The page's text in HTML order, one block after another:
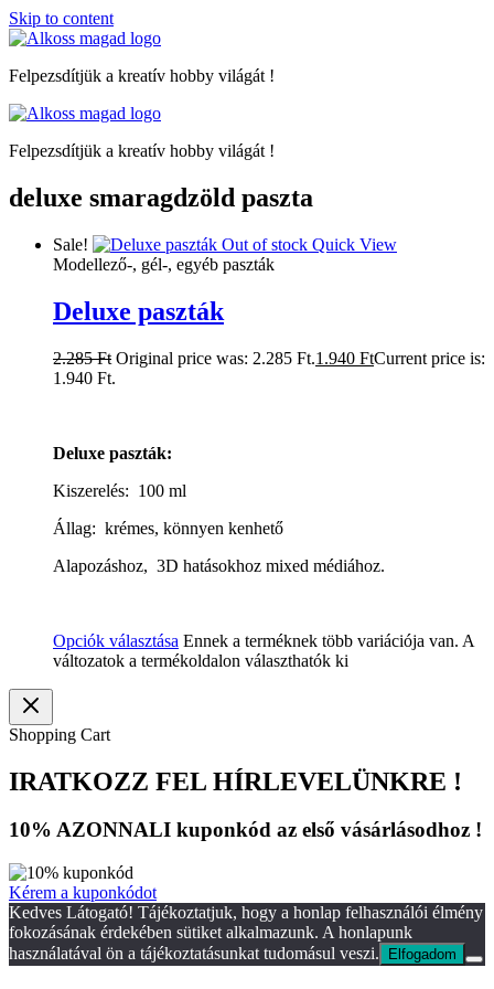
Skip to content
Felpezsdítjük a kreatív hobby világát !
Felpezsdítjük a kreatív hobby világát !
deluxe smaragdzöld paszta
Sale! Out of stock Quick View
Modellező-, gél-, egyéb paszták
Deluxe paszták
2.285Ft Original price was: 2.285 Ft.1.940 FtCurrent price is:
1.940 Ft.
Deluxe paszták:
Kiszerelés: 100 ml
Állag: krémes, könnyen kenhető
Alapozáshoz, 3D hatásokhoz mixed médiához.
Opciók választása Ennek a terméknek több variációja van. A
változatok a termékoldalon választhatók ki
Shopping Cart
IRATKOZZ FEL HÍRLEVELÜNKRE !
10% AZONNALI kuponkód az első vásárlásodhoz !
Kérem a kuponkódot
Kedves Látogató! Tájékoztatjuk, hogy a honlap felhasználói élmény
fokozásának érdekében sütiket alkalmazunk. A honlapunk
használatával ön a tájékoztatásunkat tudomásul veszi.
Elfogadom